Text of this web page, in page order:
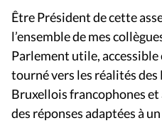
Être Président de cette
l’ensemble de mes
Parlement utile,
tourné vers les réalités des
Bruxellois francophones
des réponses adaptées à